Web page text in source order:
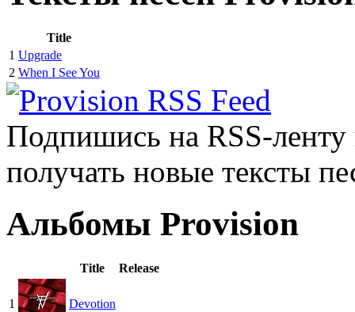
Title
1 Upgrade
2 When I See You
Подпишись на RSS-
получать новые тексты
Альбомы Provision
Title Release
1 Devotion